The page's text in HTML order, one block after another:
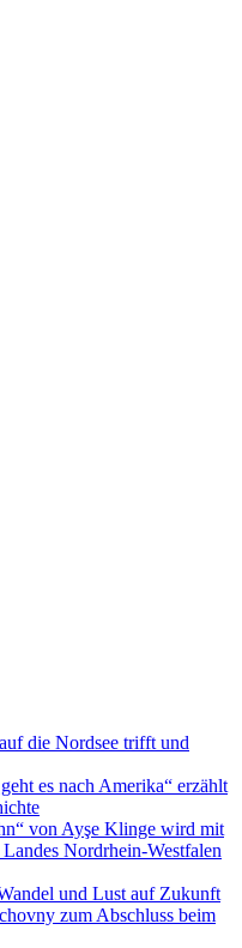
die Nordsee trifft und
es nach Amerika“ erzählt
von Ayşe Klinge wird mit
Nordrhein-Westfalen
und Lust auf Zukunft
zum Abschluss beim